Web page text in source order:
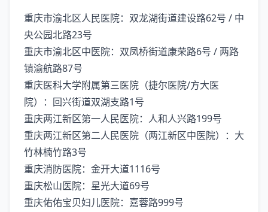
‌重庆市渝北区人民医院‌：双龙湖街道建设路62号 / 中
央公园北路23号
‌重庆市渝北区中医院‌：双凤桥街道康荣路6号 / 两路
镇渝航路87号
‌重庆医科大学附属第三医院（捷尔医院/方大医
院）‌：回兴街道双湖支路1号
‌重庆两江新区第一人民医院‌：人和人兴路199号
‌重庆两江新区第二人民医院（两江新区中医院）‌：大
竹林楠竹路3号
‌重庆消防医院‌：金开大道1116号
‌重庆松山医院‌：星光大道69号
‌重庆佑佑宝贝妇儿医院‌：嘉蓉路999号